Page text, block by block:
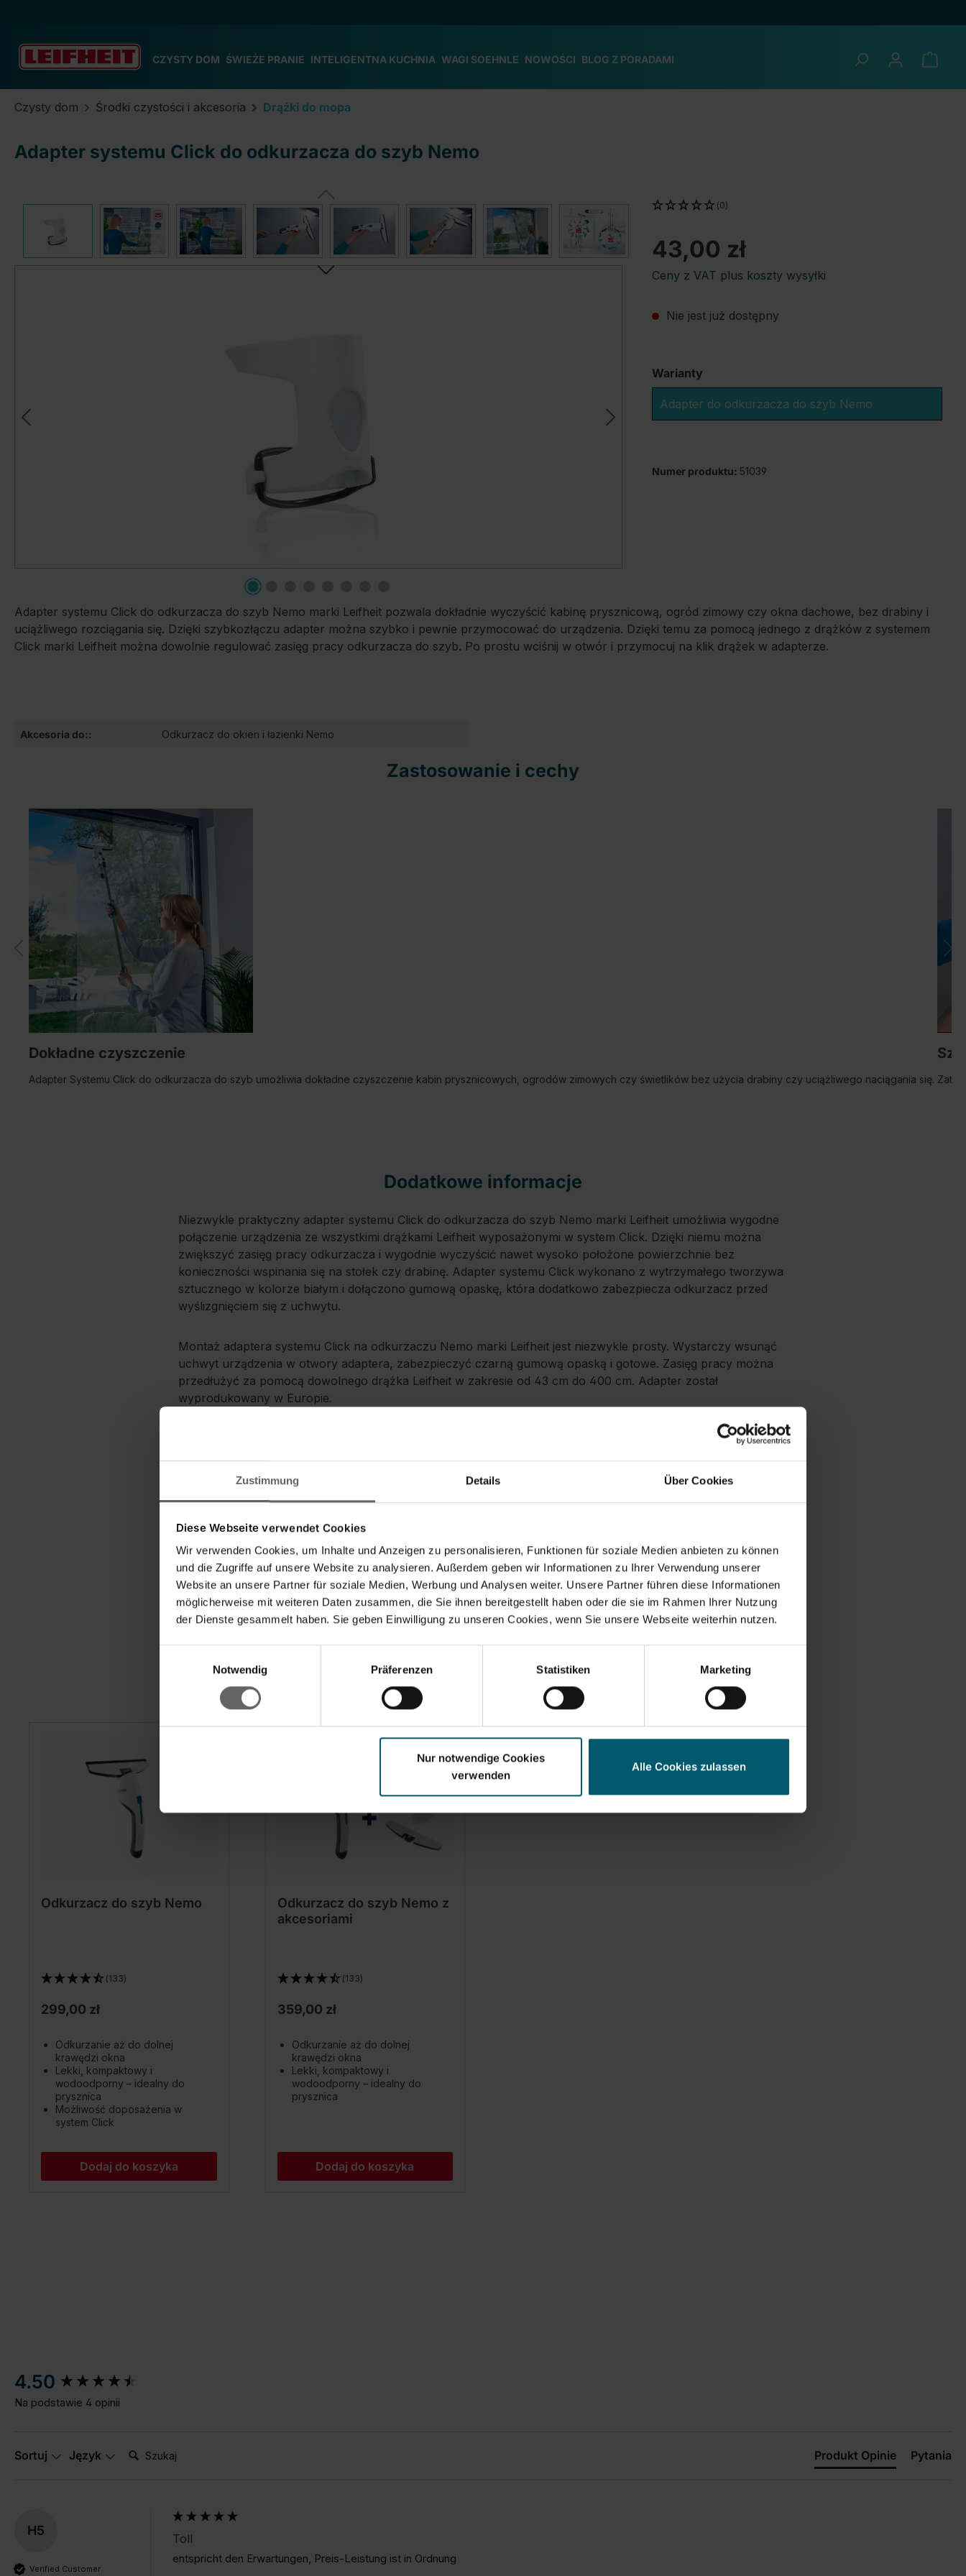
Zustimmung Details Über Cookies
Diese Webseite verwendet Cookies
Wir verwenden Cookies, um Inhalte und Anzeigen zu personalisieren, Funktionen für soziale Medien anbieten zu können
und die Zugriffe auf unsere Website zu analysieren. Außerdem geben wir Informationen zu Ihrer Verwendung unserer
Website an unsere Partner für soziale Medien, Werbung und Analysen weiter. Unsere Partner führen diese Informationen
möglicherweise mit weiteren Daten zusammen, die Sie ihnen bereitgestellt haben oder die sie im Rahmen Ihrer Nutzung
der Dienste gesammelt haben. Sie geben Einwilligung zu unseren Cookies, wenn Sie unsere Webseite weiterhin nutzen.
Notwendig
Präferenzen Statistiken Marketing
Nur notwendige Cookies
verwenden
Alle Cookies zulassen
CZYSTY DOM ŚWIEŻE PRANIE INTELIGENTNA KUCHNIA WAGI SOEHNLE NOWOŚCI BLOG Z PORADAMI
Czysty dom Środki czystości i akcesoria Drążki do mopa
Adapter systemu Click do odkurzacza do szyb Nemo
43,00 zł
Ceny z VAT plus koszty wysyłki
(0)
Nie jest już dostępny
Warianty
Adapter do odkurzacza do szyb Nemo
Numer produktu: 51039
Adapter systemu Click do odkurzacza do szyb Nemo marki Leifheit pozwala dokładnie wyczyścić kabinę prysznicową, ogród zimowy czy okna dachowe, bez drabiny i
uciążliwego rozciągania się. Dzięki szybkozłączu adapter można szybko i pewnie przymocować do urządzenia. Dzięki temu za pomocą jednego z drążków z systemem
Click marki Leifheit można dowolnie regulować zasięg pracy odkurzacza do szyb. Po prostu wciśnij w otwór i przymocuj na klik drążek w adapterze.
Akcesoria do:: Odkurzacz do okien i łazienki Nemo
Zastosowanie i cechy
Dokładne czyszczenie
Adapter Systemu Click do odkurzacza do szyb umożliwia dokładne czyszczenie kabin prysznicowych, ogrodów zimowych czy świetlików bez użycia drabiny czy uciążliwego naciągania się.
Dodatkowe informacje
Niezwykle praktyczny adapter systemu Click do odkurzacza do szyb Nemo marki Leifheit umożliwia wygodne
połączenie urządzenia ze wszystkimi drążkami Leifheit wyposażonymi w system Click. Dzięki niemu można
zwiększyć zasięg pracy odkurzacza i wygodnie wyczyścić nawet wysoko położone powierzchnie bez
konieczności wspinania się na stołek czy drabinę. Adapter systemu Click wykonano z wytrzymałego tworzywa
sztucznego w kolorze białym i dołączono gumową opaskę, która dodatkowo zabezpiecza odkurzacz przed
wyślizgnięciem się z uchwytu.
Montaż adaptera systemu Click na odkurzaczu Nemo marki Leifheit jest niezwykle prosty. Wystarczy wsunąć
uchwyt urządzenia w otwory adaptera, zabezpieczyć czarną gumową opaską i gotowe. Zasięg pracy można
przedłużyć za pomocą dowolnego drążka Leifheit w zakresie od 43 cm do 400 cm. Adapter został
wyprodukowany w Europie.
Pozwala zwiększyć zasięg pracy za pomocą dowolnego drążka z systemem Click marki Leifheit
Z szybkozłączem do szybkiego i pewnego zamocowania na urządzeniu
Instrukcje bezpieczeństwa
Zestawy i akcesoria
Odkurzacz do szyb Nemo
(133)
299,00 zł
Odkurzanie aż do dolnej
krawędzi okna
Lekki, kompaktowy i
wodoodporny – idealny do
prysznica
Możliwość doposażenia w
system Click
Dodaj do koszyka
Odkurzacz do szyb Nemo z
akcesoriami
(133)
359,00 zł
Odkurzanie aż do dolnej
krawędzi okna
Lekki, kompaktowy i
wodoodporny – idealny do
prysznica
Dodaj do koszyka
4.50
Na podstawie 4 opinii
Sortuj Język Szukaj: Produkt Opinie Pytania
H5
Verified Customer
Toll
entspricht den Erwartungen, Preis-Leistung ist in Ordnung
New content loaded